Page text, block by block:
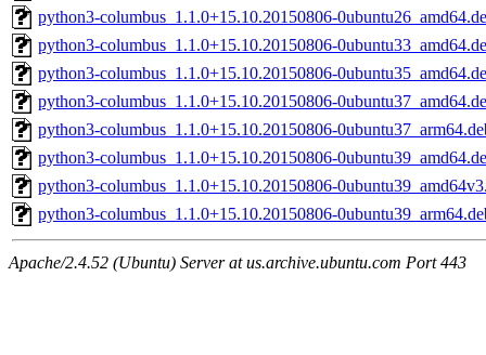
python3-columbus_1.1.0+15.10.20150806-
python3-columbus_1.1.0+15.10.20150806-
python3-columbus_1.1.0+15.10.20150806-
python3-columbus_1.1.0+15.10.20150806-
python3-columbus_1.1.0+15.10.20150806-
python3-columbus_1.1.0+15.10.20150806-
python3-columbus_1.1.0+15.10.20150806-
python3-columbus_1.1.0+15.10.20150806-
Apache/2.4.52 (Ubuntu) Server at us.archive.ubuntu.com Port 443